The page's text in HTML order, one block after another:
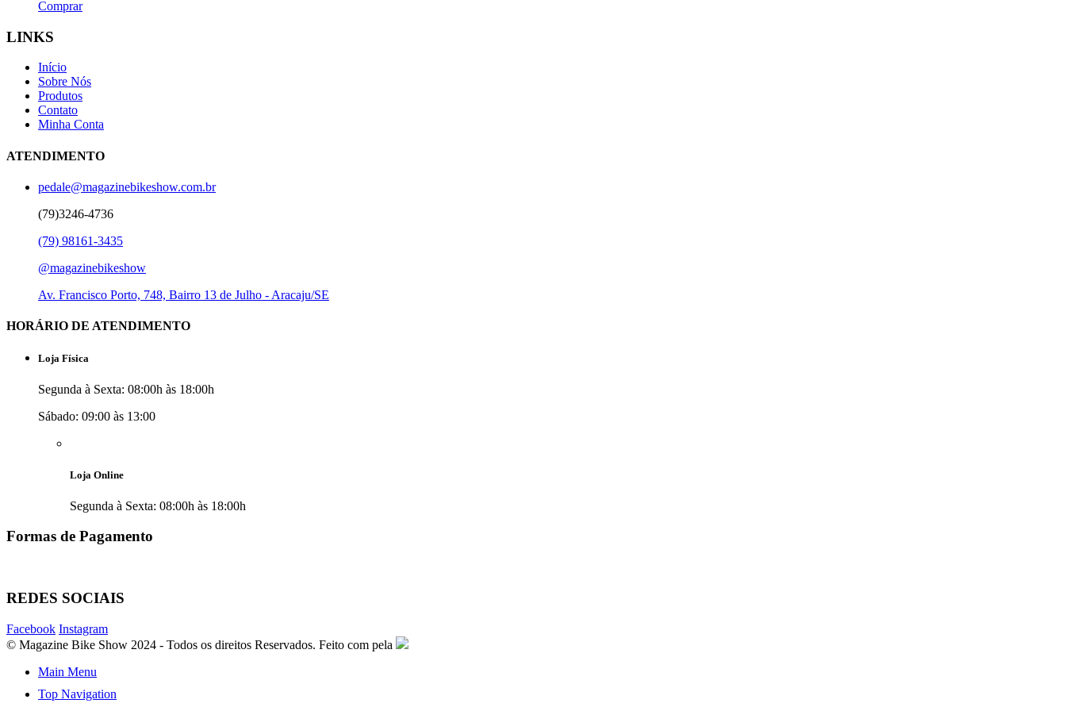
Comprar
LINKS
Início
Sobre Nós
Produtos
Contato
Minha Conta
ATENDIMENTO
pedale@magazinebikeshow.com.br
(79)3246-4736
(79) 98161-3435
@magazinebikeshow
⁠Av. Francisco Porto, 748, Bairro 13 de Julho - Aracaju/SE
HORÁRIO DE ATENDIMENTO
Loja Física
Segunda à Sexta: 08:00h às 18:00h
Sábado: 09:00 às 13:00
Loja Online
Segunda à Sexta: 08:00h às 18:00h
Formas de Pagamento
REDES SOCIAIS
Facebook Instagram
© Magazine Bike Show 2024 - Todos os direitos Reservados. Feito com pela
Main Menu
Top Navigation